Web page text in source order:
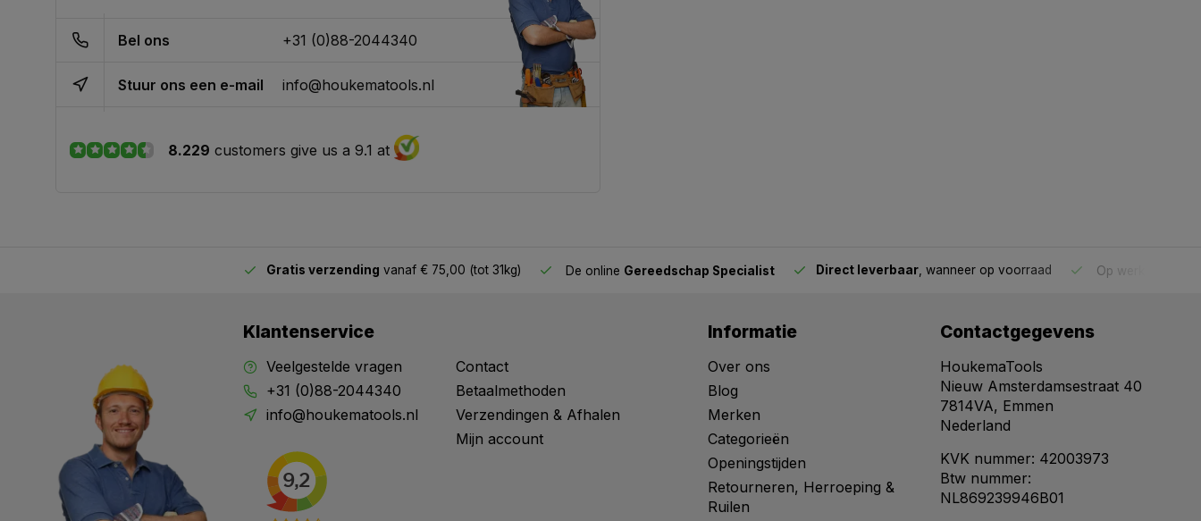
Bel ons +31 (0)88-2044340
Stuur ons een e-mail info@houkematools.nl
8.229 customers give us a 9.1 at
Gratis verzending vanaf € 75,00 (tot 31kg) De online Gereedschap Specialist Direct leverbaar , wanneer op voorraad Op werkdagen
Klantenservice
Veelgestelde vragen
+31 (0)88-2044340
info@houkematools.nl
Contact
Betaalmethoden
Verzendingen & Afhalen
Mijn account
Informatie
Over ons
Blog
Merken
Categorieën
Openingstijden
Retourneren, Herroeping &
Ruilen
Contactgegevens
HoukemaTools
Nieuw Amsterdamsestraat 40
7814VA, Emmen
Nederland
KVK nummer: 42003973
Btw nummer:
NL869239946B01